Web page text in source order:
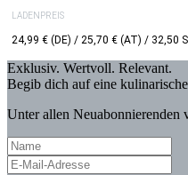
LADENPREIS
24,99 € (DE) / 25,70 € (AT) / 32,50
Exklusiv. Wertvoll. Relevant.
Begib dich auf eine
Unter allen